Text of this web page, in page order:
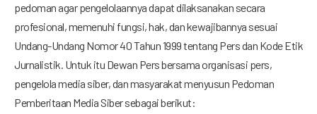
pedoman agar pengelolaannya dapat dilaksanakan secara
profesional, memenuhi fungsi, hak, dan kewajibannya sesuai
Undang-Undang Nomor 40 Tahun 1999 tentang Pers dan Kode Etik
Jurnalistik. Untuk itu Dewan Pers bersama organisasi pers,
pengelola media siber, dan masyarakat menyusun Pedoman
Pemberitaan Media Siber sebagai berikut: